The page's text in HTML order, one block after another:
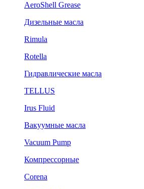
AeroShell Grease
Дизельные масла
Rimula
Rotella
Гидравлические масла
TELLUS
Irus Fluid
Вакуумные масла
Vacuum Pump
Компрессорные
Corena